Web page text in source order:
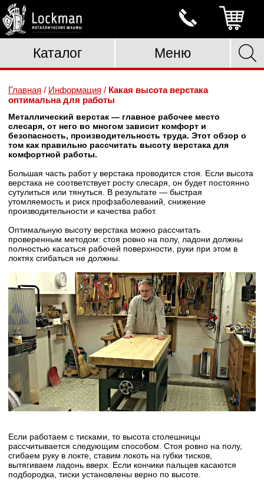
Каталог Меню
Главная / Информация / Какая высота верстака
оптимальна для работы
Металлический верстак — главное рабочее место
слесаря, от него во многом зависит комфорт и
безопасность, производительность труда. Этот обзор о
том как правильно рассчитать высоту верстака для
комфортной работы.
Большая часть работ у верстака проводится стоя. Если высота
верстака не соответствует росту слесаря, он будет постоянно
сутулиться или тянуться. В результате — быстрая
утомляемость и риск профзаболеваний, снижение
производительности и качества работ.
Оптимальную высоту верстака можно рассчитать
проверенным методом: стоя ровно на полу, ладони должны
полностью касаться рабочей поверхности, руки при этом в
локтях сгибаться не должны.
Если работаем с тисками, то высота столешницы
рассчитывается следующим способом. Стоя ровно на полу,
сгибаем руку в локте, ставим локоть на губки тисков,
вытягиваем ладонь вверх. Если кончики пальцев касаются
подбородка, тиски установлены верно по высоте.